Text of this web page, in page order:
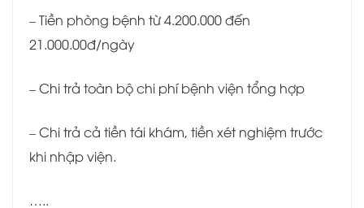
– Tiền phòng bệnh từ 4.200.000 đến
21.000.00đ/ngày
– Chi trả toàn bộ chi phí bệnh viện tổng hợp
– Chi trả cả tiền tái khám, tiền xét nghiệm trước
khi nhập viện.
…..